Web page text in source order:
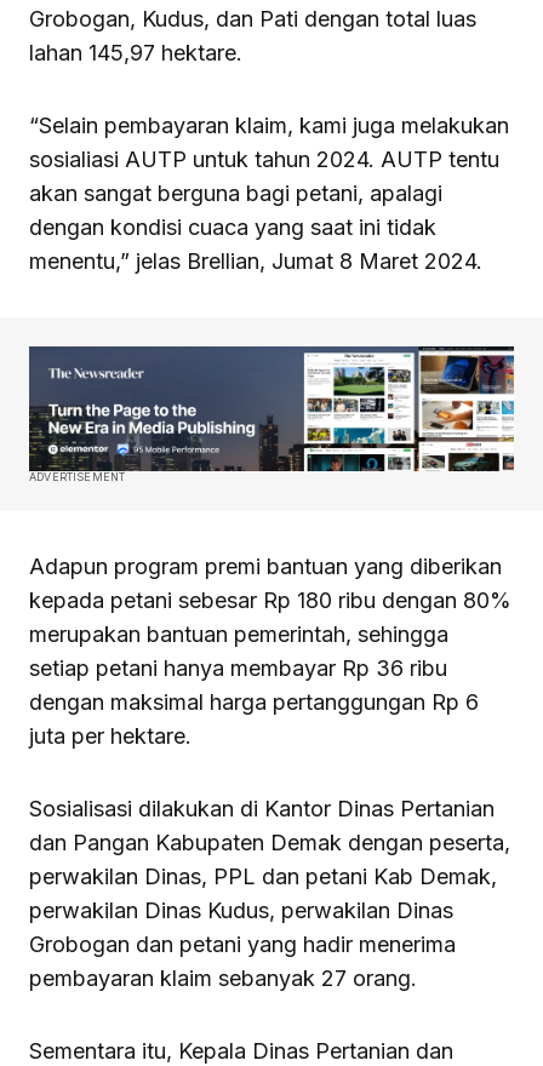
Grobogan, Kudus, dan Pati dengan total luas
lahan 145,97 hektare.
“Selain pembayaran klaim, kami juga melakukan
sosialiasi AUTP untuk tahun 2024. AUTP tentu
akan sangat berguna bagi petani, apalagi
dengan kondisi cuaca yang saat ini tidak
menentu,” jelas Brellian, Jumat 8 Maret 2024.
ADVERTISEMENT
Adapun program premi bantuan yang diberikan
kepada petani sebesar Rp 180 ribu dengan 80%
merupakan bantuan pemerintah, sehingga
setiap petani hanya membayar Rp 36 ribu
dengan maksimal harga pertanggungan Rp 6
juta per hektare.
Sosialisasi dilakukan di Kantor Dinas Pertanian
dan Pangan Kabupaten Demak dengan peserta,
perwakilan Dinas, PPL dan petani Kab Demak,
perwakilan Dinas Kudus, perwakilan Dinas
Grobogan dan petani yang hadir menerima
pembayaran klaim sebanyak 27 orang.
Sementara itu, Kepala Dinas Pertanian dan